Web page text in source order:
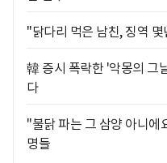
"닭다리 먹은 남친, 징역
韓 증시 폭락한 '악몽의 그
다
"불닭 파는 그 삼양 아니에
명들